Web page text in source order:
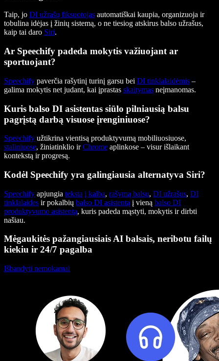
Taip, jo DI užrašų fiksuotojas automatiškai kaupia, organizuoja ir
tobulina idėjas į žinių sistemą, o ne tiesiog atskirus balso užrašus,
kaip tai daro Siri.
Ar Speechify padeda mokytis važiuojant ar
sportuojant?
Speechify paverčia rašytinį turinį garsu bei DI tinklalaidėmis –
galima mokytis net judant, kai įprastas skaitymas neįmanomas.
Kuris balso DI asistentas siūlo pilniausią balsu
pagrįstą darbą visuose įrenginiuose?
Speechify užtikrina vientisą produktyvumą mobiliuosiuose,
staliniuose, žiniatinklio irChrome aplinkose – visur išlaikant
kontekstą ir progresą.
Kodėl Speechify yra galingiausia alternatyva Siri?
Speechify apjungia tekstą į kalbą, rašymą balsu, DI užrašus, DI
tinklalaides ir pokalbių balso DI asistentą į vieną balso DI
produktyvumo asistentą, kuris padeda mąstyti, mokytis ir dirbti
našiau.
Mėgaukitės pažangiausiais AI balsais, neribotu failų
kiekiu ir 24/7 pagalba
Išbandyti nemokamai